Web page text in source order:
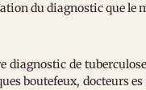
du diagnostic que le
diagnostic de
boutefeux, docteurs